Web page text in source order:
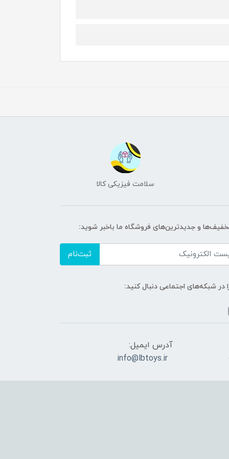
سلامت فیزیکی کالا
و جدیدترین‌های فروشگاه ما باخبر شوید:
ثبت‌نام
در شبکه‌های اجتماعی دنبال کنید:
آدرس ایمیل:
info@lbtoys.ir